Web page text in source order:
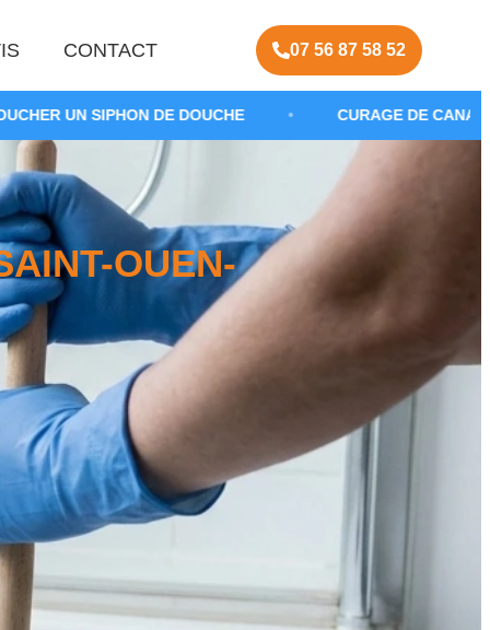
CONTACT 07 56 87 58 52
DE DOUCHE • CURAGE DE CANALISATION SALLE
OUEN-